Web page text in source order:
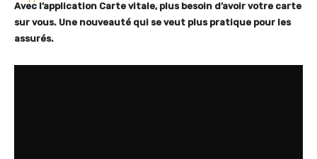
Avec l’application Carte vitale, plus besoin d’avoir votre carte
sur vous. Une nouveauté qui se veut plus pratique pour les
assurés.